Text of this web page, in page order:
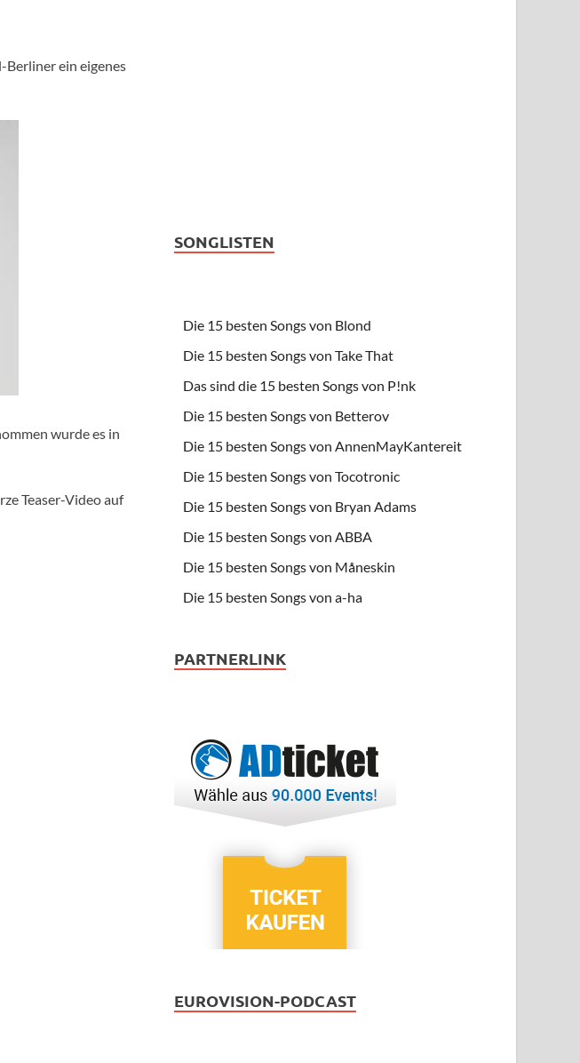
Berliner ein eigenes
wurde es in
Teaser-Video auf
SONGLISTEN
Die 15 besten Songs von Blond
Die 15 besten Songs von Take That
Das sind die 15 besten Songs von P!nk
Die 15 besten Songs von Betterov
Die 15 besten Songs von AnnenMayKantereit
Die 15 besten Songs von Tocotronic
Die 15 besten Songs von Bryan Adams
Die 15 besten Songs von ABBA
Die 15 besten Songs von Måneskin
Die 15 besten Songs von a-ha
PARTNERLINK
EUROVISION-PODCAST